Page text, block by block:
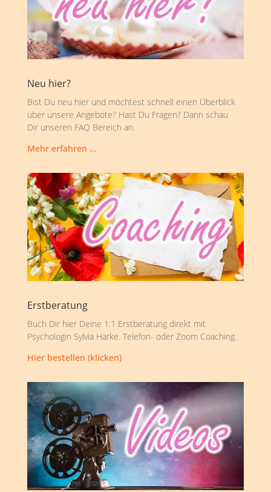
Neu hier?
Bist Du neu hier und möchtest schnell einen Überblick
über unsere Angebote? Hast Du Fragen? Dann schau
Dir unseren FAQ Bereich an.
Mehr erfahren …
Erstberatung
Buch Dir hier Deine 1:1 Erstberatung direkt mit
Psychologin Sylvia Harke. Telefon- oder Zoom Coaching.
Hier bestellen (klicken)